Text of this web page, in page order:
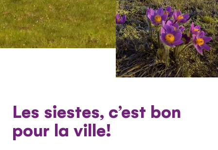
Les siestes, c’est bon
pour la ville!